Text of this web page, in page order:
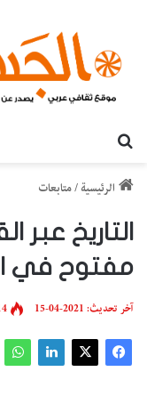
الرئيسية /متابعات
التاريخ عبر
مفتوح في
آخر تحديث: 2021-04-15